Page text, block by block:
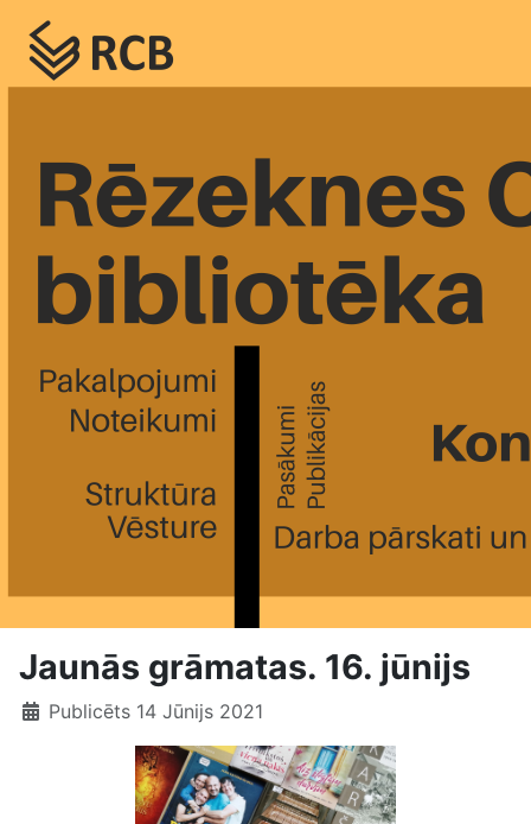
Jaunās grāmatas. 16. jūnijs
Publicēts 14 Jūnijs 2021